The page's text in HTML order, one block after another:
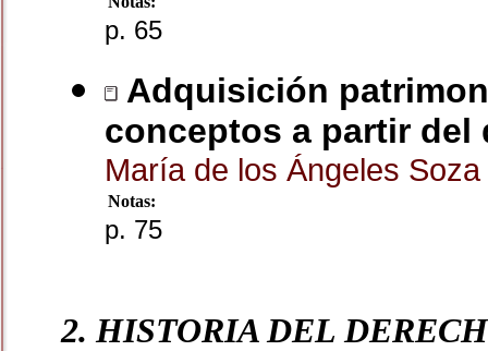
p. 65
Adquisición
conceptos a partir del
María de los Ángeles
Notas:
p. 75
2. HISTORIA DEL